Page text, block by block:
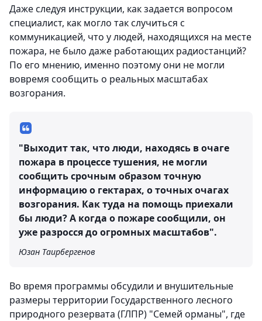
Даже следуя инструкции, как задается вопросом
специалист, как могло так случиться с
коммуникацией, что у людей, находящихся на месте
пожара, не было даже работающих радиостанций?
По его мнению, именно поэтому они не могли
вовремя сообщить о реальных масштабах
возгорания.
"Выходит так, что люди, находясь в очаге
пожара в процессе тушения, не могли
сообщить срочным образом точную
информацию о гектарах, о точных очагах
возгорания. Как туда на помощь приехали
бы люди? А когда о пожаре сообщили, он
уже разросся до огромных масштабов".
Юзан Таирбергенов
Во время программы обсудили и внушительные
размеры территории Государственного лесного
природного резервата (ГЛПР) "Семей орманы", где